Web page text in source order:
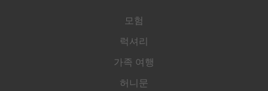
모험
럭셔리
가족 여행
허니문